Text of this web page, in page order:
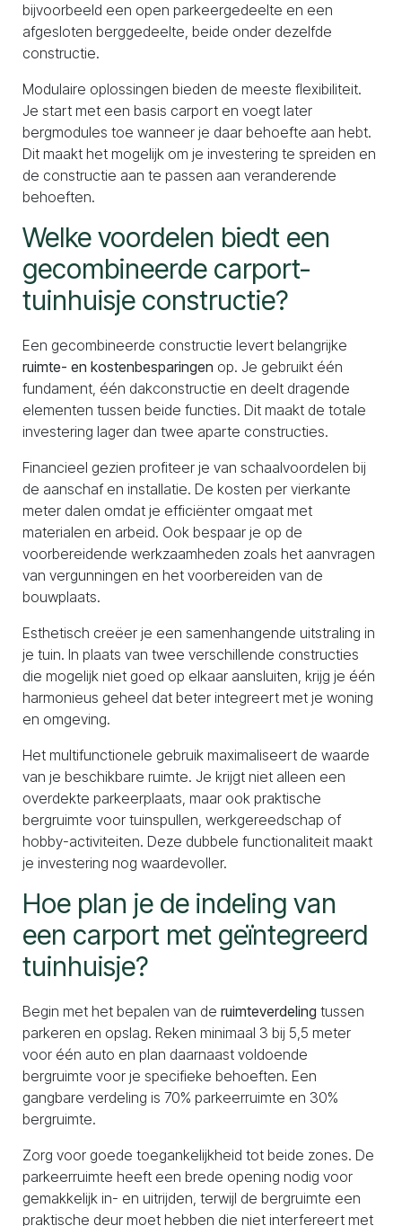
bijvoorbeeld een open parkeergedeelte en een
afgesloten berggedeelte, beide onder dezelfde
constructie.
Modulaire oplossingen bieden de meeste flexibiliteit.
Je start met een basis carport en voegt later
bergmodules toe wanneer je daar behoefte aan hebt.
Dit maakt het mogelijk om je investering te spreiden en
de constructie aan te passen aan veranderende
behoeften.
Welke voordelen biedt een
gecombineerde carport-
tuinhuisje constructie?
Een gecombineerde constructie levert belangrijke
ruimte- en kostenbesparingen op. Je gebruikt één
fundament, één dakconstructie en deelt dragende
elementen tussen beide functies. Dit maakt de totale
investering lager dan twee aparte constructies.
Financieel gezien profiteer je van schaalvoordelen bij
de aanschaf en installatie. De kosten per vierkante
meter dalen omdat je efficiënter omgaat met
materialen en arbeid. Ook bespaar je op de
voorbereidende werkzaamheden zoals het aanvragen
van vergunningen en het voorbereiden van de
bouwplaats.
Esthetisch creëer je een samenhangende uitstraling in
je tuin. In plaats van twee verschillende constructies
die mogelijk niet goed op elkaar aansluiten, krijg je één
harmonieus geheel dat beter integreert met je woning
en omgeving.
Het multifunctionele gebruik maximaliseert de waarde
van je beschikbare ruimte. Je krijgt niet alleen een
overdekte parkeerplaats, maar ook praktische
bergruimte voor tuinspullen, werkgereedschap of
hobby-activiteiten. Deze dubbele functionaliteit maakt
je investering nog waardevoller.
Hoe plan je de indeling van
een carport met geïntegreerd
tuinhuisje?
Begin met het bepalen van de ruimteverdeling tussen
parkeren en opslag. Reken minimaal 3 bij 5,5 meter
voor één auto en plan daarnaast voldoende
bergruimte voor je specifieke behoeften. Een
gangbare verdeling is 70% parkeerruimte en 30%
bergruimte.
Zorg voor goede toegankelijkheid tot beide zones. De
parkeerruimte heeft een brede opening nodig voor
gemakkelijk in- en uitrijden, terwijl de bergruimte een
praktische deur moet hebben die niet interfereert met